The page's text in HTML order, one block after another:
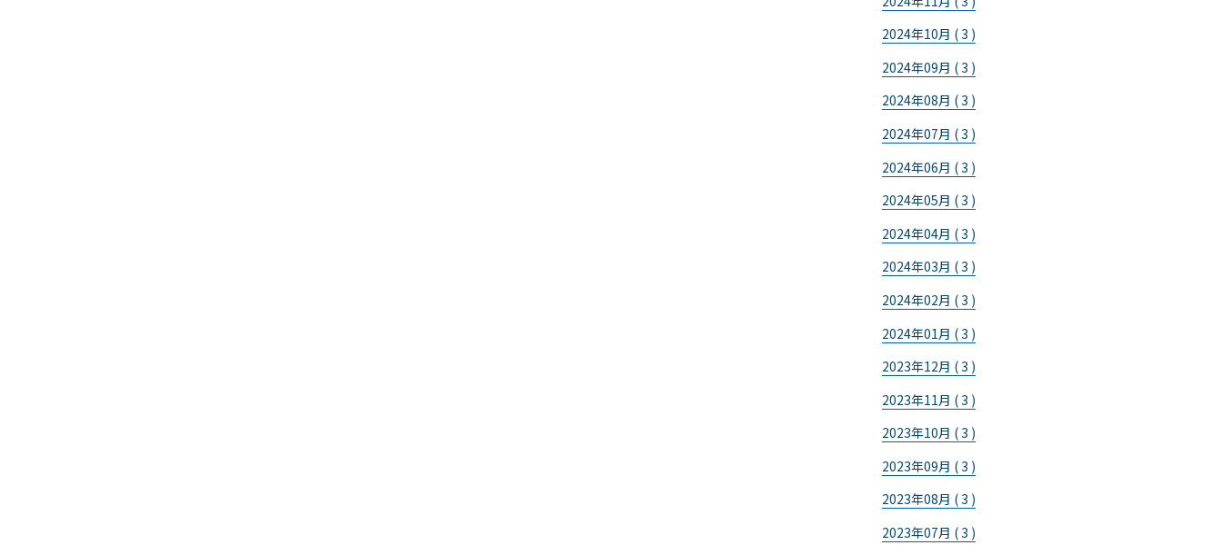
2024年10月 ( 3 )
2024年09月 ( 3 )
2024年08月 ( 3 )
2024年07月 ( 3 )
2024年06月 ( 3 )
2024年05月 ( 3 )
2024年04月 ( 3 )
2024年03月 ( 3 )
2024年02月 ( 3 )
2024年01月 ( 3 )
2023年12月 ( 3 )
2023年11月 ( 3 )
2023年10月 ( 3 )
2023年09月 ( 3 )
2023年08月 ( 3 )
2023年07月 ( 3 )